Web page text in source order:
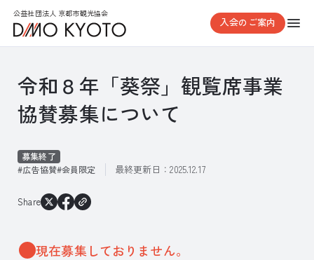
公益社団法人 京都市観光協会
入会のご案内
令和８年「葵祭」観覧席事業
協賛募集について
募集終了
広告協賛 会員限定 最終更新日：2025.12.17
Share
現在募集しておりません。